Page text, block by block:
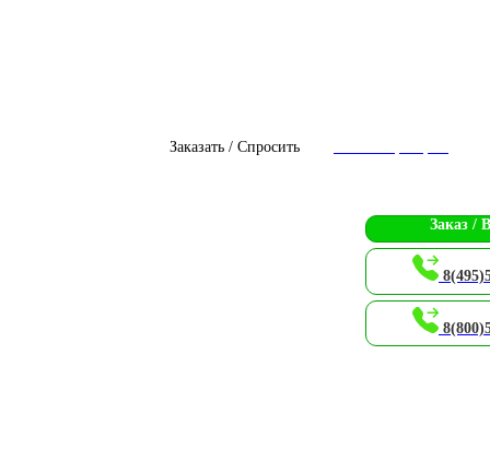
Заказать / Спросить
Заказ /